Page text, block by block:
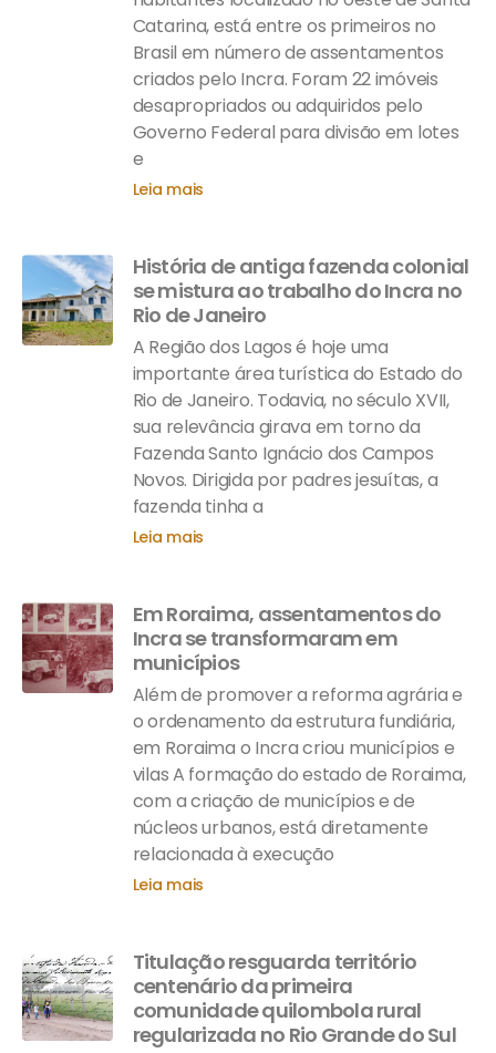
Catarina, está entre os primeiros no
Brasil em número de assentamentos
criados pelo Incra. Foram 22 imóveis
desapropriados ou adquiridos pelo
Governo Federal para divisão em lotes
e
Leia mais
História de antiga fazenda colonial
se mistura ao trabalho do Incra no
Rio de Janeiro
A Região dos Lagos é hoje uma
importante área turística do Estado do
Rio de Janeiro. Todavia, no século XVII,
sua relevância girava em torno da
Fazenda Santo Ignácio dos Campos
Novos. Dirigida por padres jesuítas, a
fazenda tinha a
Leia mais
Em Roraima, assentamentos do
Incra se transformaram em
municípios
Além de promover a reforma agrária e
o ordenamento da estrutura fundiária,
em Roraima o Incra criou municípios e
vilas A formação do estado de Roraima,
com a criação de municípios e de
núcleos urbanos, está diretamente
relacionada à execução
Leia mais
Titulação resguarda território
centenário da primeira
comunidade quilombola rural
regularizada no Rio Grande do Sul